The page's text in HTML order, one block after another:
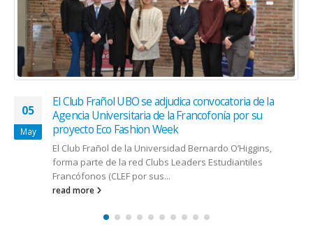
05
May
El Club Frañol UBO se adjudica convocatoria de la
Agencia Universitaria de la Francofonía por su
proyecto Eco Fashion Week
El Club Frañol de la Universidad Bernardo O’Higgins,
forma parte de la red Clubs Leaders Estudiantiles
Francófonos (CLEF por sus...
read more